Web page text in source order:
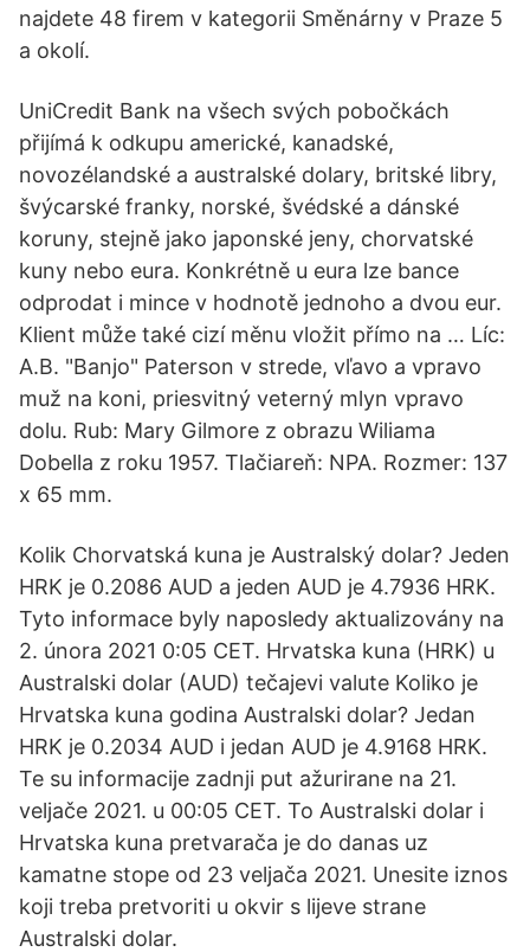
najdete 48 firem v kategorii Směnárny v Praze 5
a okolí.
UniCredit Bank na všech svých pobočkách
přijímá k odkupu americké, kanadské,
novozélandské a australské dolary, britské libry,
švýcarské franky, norské, švédské a dánské
koruny, stejně jako japonské jeny, chorvatské
kuny nebo eura. Konkrétně u eura lze bance
odprodat i mince v hodnotě jednoho a dvou eur.
Klient může také cizí měnu vložit přímo na … Líc:
A.B. "Banjo" Paterson v strede, vľavo a vpravo
muž na koni, priesvitný veterný mlyn vpravo
dolu. Rub: Mary Gilmore z obrazu Wiliama
Dobella z roku 1957. Tlačiareň: NPA. Rozmer: 137
x 65 mm.
Kolik Chorvatská kuna je Australský dolar? Jeden
HRK je 0.2086 AUD a jeden AUD je 4.7936 HRK.
Tyto informace byly naposledy aktualizovány na
2. února 2021 0:05 CET. Hrvatska kuna (HRK) u
Australski dolar (AUD) tečajevi valute Koliko je
Hrvatska kuna godina Australski dolar? Jedan
HRK je 0.2034 AUD i jedan AUD je 4.9168 HRK.
Te su informacije zadnji put ažurirane na 21.
veljače 2021. u 00:05 CET. To Australski dolar i
Hrvatska kuna pretvarača je do danas uz
kamatne stope od 23 veljača 2021. Unesite iznos
koji treba pretvoriti u okvir s lijeve strane
Australski dolar.